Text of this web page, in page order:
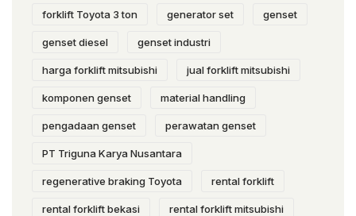
forklift Toyota 3 ton generator set genset
genset diesel genset industri
harga forklift mitsubishi jual forklift mitsubishi
komponen genset material handling
pengadaan genset perawatan genset
PT Triguna Karya Nusantara
regenerative braking Toyota rental forklift
rental forklift bekasi rental forklift mitsubishi